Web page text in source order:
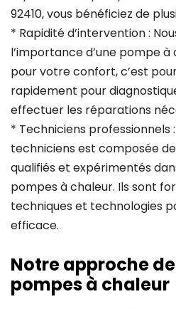
92410, vous bénéficiez de
* Rapidité d’intervention :
l’importance d’une pompe
pour votre confort, c’est
rapidement pour
effectuer les réparations
* Techniciens professionnels
techniciens est composée
qualifiés et expérimentés
pompes à chaleur. Ils sont
techniques et technologies
efficace.
Notre approche
pompes à chaleur